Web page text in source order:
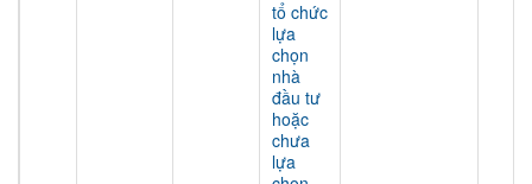
tổ chức
lựa
chọn
nhà
đầu tư
hoặc
chưa
lựa